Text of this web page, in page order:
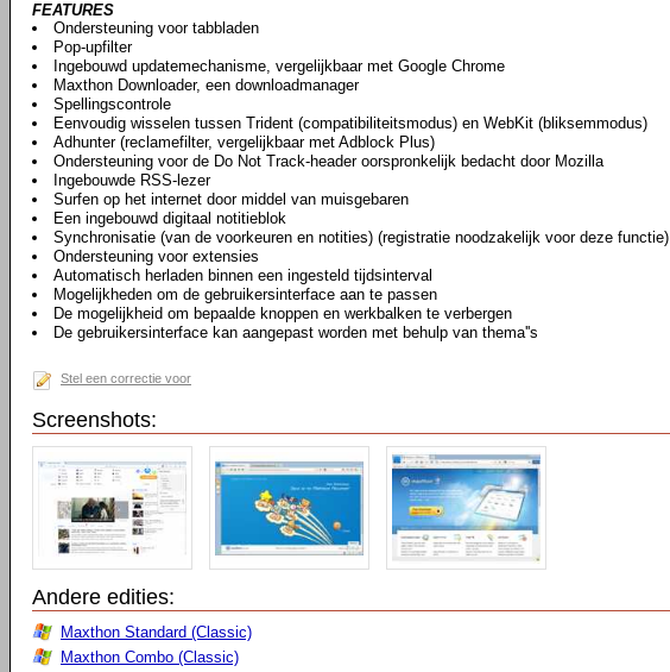
FEATURES
Ondersteuning voor tabbladen
Pop-upfilter
Ingebouwd updatemechanisme, vergelijkbaar met Google Chrome
Maxthon Downloader, een downloadmanager
Spellingscontrole
Eenvoudig wisselen tussen Trident (compatibiliteitsmodus) en WebKit (bliksemmodus)
Adhunter (reclamefilter, vergelijkbaar met Adblock Plus)
Ondersteuning voor de Do Not Track-header oorspronkelijk bedacht door Mozilla
Ingebouwde RSS-lezer
Surfen op het internet door middel van muisgebaren
Een ingebouwd digitaal notitieblok
Synchronisatie (van de voorkeuren en notities) (registratie noodzakelijk voor deze functie)
Ondersteuning voor extensies
Automatisch herladen binnen een ingesteld tijdsinterval
Mogelijkheden om de gebruikersinterface aan te passen
De mogelijkheid om bepaalde knoppen en werkbalken te verbergen
De gebruikersinterface kan aangepast worden met behulp van thema''s
Stel een correctie voor
Screenshots:
Andere edities:
Maxthon Standard (Classic)
Maxthon Combo (Classic)